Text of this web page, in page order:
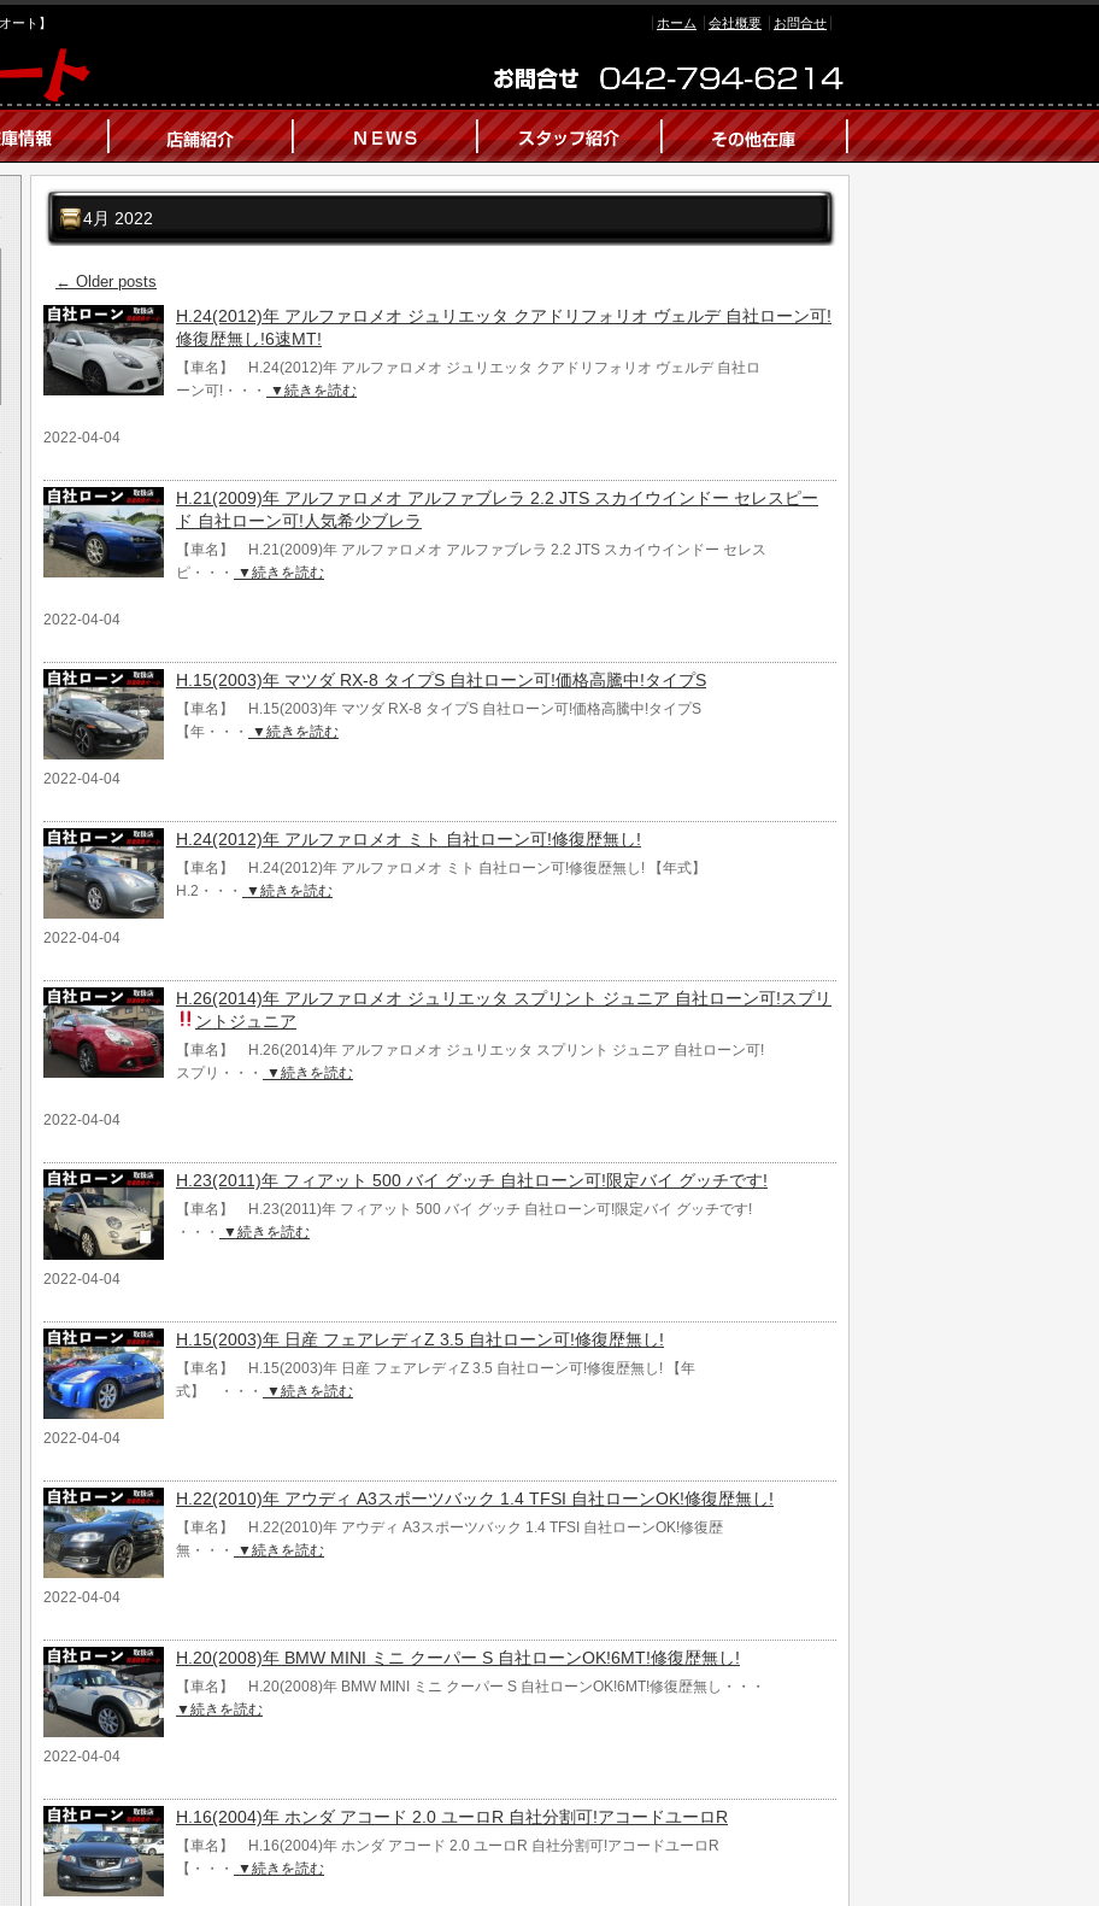
ート】 ホーム 会社概要 お問合せ
4月 2022
← Older posts
H.24(2012)年 アルファロメオ ジュリエッタ クアドリフォリオ ヴェルデ 自社ローン可!
修復歴無し!6速MT!
【車名】 H.24(2012)年 アルファロメオ ジュリエッタ クアドリフォリオ ヴェルデ 自社ロ
ーン可!・・・
▼続きを読む
2022-04-04
H.21(2009)年 アルファロメオ アルファブレラ 2.2 JTS スカイウインドー セレスピー
ド 自社ローン可!人気希少ブレラ
【車名】 H.21(2009)年 アルファロメオ アルファブレラ 2.2 JTS スカイウインドー セレス
ピ・・・
▼続きを読む
2022-04-04
H.15(2003)年 マツダ RX-8 タイプS 自社ローン可!価格高騰中!タイプS
【車名】 H.15(2003)年 マツダ RX-8 タイプS 自社ローン可!価格高騰中!タイプS
【年・・・
▼続きを読む
2022-04-04
H.24(2012)年 アルファロメオ ミト 自社ローン可!修復歴無し!
【車名】 H.24(2012)年 アルファロメオ ミト 自社ローン可!修復歴無し! 【年式】
H.2・・・
▼続きを読む
2022-04-04
H.26(2014)年 アルファロメオ ジュリエッタ スプリント ジュニア 自社ローン可!スプリ
ントジュニア
【車名】 H.26(2014)年 アルファロメオ ジュリエッタ スプリント ジュニア 自社ローン可!
スプリ・・・
▼続きを読む
2022-04-04
H.23(2011)年 フィアット 500 バイ グッチ 自社ローン可!限定バイ グッチです!
【車名】 H.23(2011)年 フィアット 500 バイ グッチ 自社ローン可!限定バイ グッチです!
・・・
▼続きを読む
2022-04-04
H.15(2003)年 日産 フェアレディZ 3.5 自社ローン可!修復歴無し!
【車名】 H.15(2003)年 日産 フェアレディZ 3.5 自社ローン可!修復歴無し! 【年
式】 ・・・
▼続きを読む
2022-04-04
H.22(2010)年 アウディ A3スポーツバック 1.4 TFSI 自社ローンOK!修復歴無し!
【車名】 H.22(2010)年 アウディ A3スポーツバック 1.4 TFSI 自社ローンOK!修復歴
無・・・
▼続きを読む
2022-04-04
H.20(2008)年 BMW MINI ミニ クーパー S 自社ローンOK!6MT!修復歴無し!
【車名】 H.20(2008)年 BMW MINI ミニ クーパー S 自社ローンOK!6MT!修復歴無し・・・
▼続きを読む
2022-04-04
H.16(2004)年 ホンダ アコード 2.0 ユーロR 自社分割可!アコードユーロR
【車名】 H.16(2004)年 ホンダ アコード 2.0 ユーロR 自社分割可!アコードユーロR
【・・・
▼続きを読む